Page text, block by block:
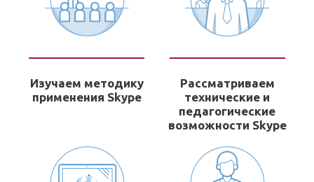
Изучаем методику
применения Skype
Рассматриваем
технические и
педагогические
возможности Skype